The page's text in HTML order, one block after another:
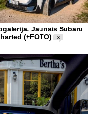
Jaunais Subaru
(+FOTO)
3